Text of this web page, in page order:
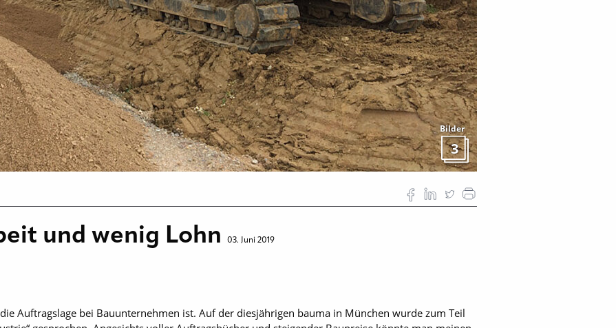
Bilder
3
und wenig Lohn 03. Juni 2019
Auftragslage bei Bauunternehmen ist. Auf der diesjährigen bauma in München wurde zum Teil